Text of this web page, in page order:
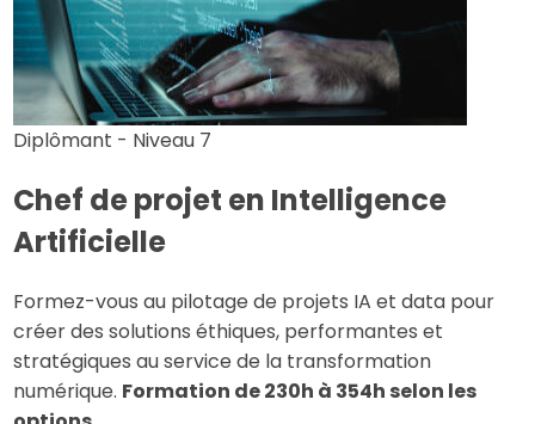
Diplômant - Niveau 7
Chef de projet en Intelligence
Artificielle
Formez-vous au pilotage de projets IA et data pour
créer des solutions éthiques, performantes et
stratégiques au service de la transformation
numérique. Formation de 230h à 354h selon les